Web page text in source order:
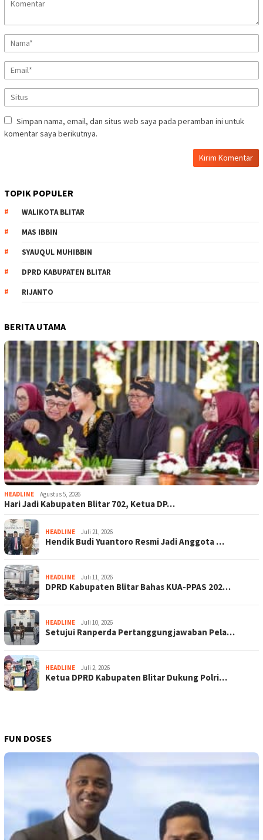
Simpan nama, email, dan situs web saya pada peramban ini untuk
komentar saya berikutnya.
TOPIK POPULER
WALIKOTA BLITAR
MAS IBBIN
SYAUQUL MUHIBBIN
DPRD KABUPATEN BLITAR
RIJANTO
BERITA UTAMA
HEADLINE Agustus 5, 2026
Hari Jadi Kabupaten Blitar 702, Ketua DP…
HEADLINE Juli 21, 2026
Hendik Budi Yuantoro Resmi Jadi Anggota …
HEADLINE Juli 11, 2026
DPRD Kabupaten Blitar Bahas KUA-PPAS 202…
HEADLINE Juli 10, 2026
Setujui Ranperda Pertanggungjawaban Pela…
HEADLINE Juli 2, 2026
Ketua DPRD Kabupaten Blitar Dukung Polri…
FUN DOSES